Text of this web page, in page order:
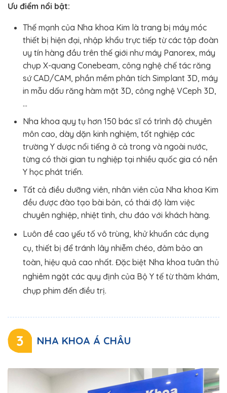
Ưu điểm nổi bật:
Thế mạnh của Nha khoa Kim là trang bị máy móc
thiết bị hiện đại, nhập khẩu trực tiếp từ các tập đoàn
uy tín hàng đầu trên thế giới như máy Panorex, máy
chụp X-quang Conebeam, công nghệ chế tác răng
sứ CAD/CAM, phần mềm phân tích Simplant 3D, máy
in mẫu dấu răng hàm mặt 3D, công nghệ VCeph 3D,
…
Nha khoa quy tụ hơn 150 bác sĩ có trình độ chuyên
môn cao, dày dặn kinh nghiệm, tốt nghiệp các
trường Y dược nổi tiếng ở cả trong và ngoài nước,
từng có thời gian tu nghiệp tại nhiều quốc gia có nền
Y học phát triển.
Tất cả điều dưỡng viên, nhân viên của Nha khoa Kim
đều được đào tạo bài bản, có thái độ làm việc
chuyên nghiệp, nhiệt tình, chu đáo với khách hàng.
Luôn đề cao yếu tố vô trùng, khử khuẩn các dụng
cụ, thiết bị để tránh lây nhiễm chéo, đảm bảo an
toàn, hiệu quả cao nhất. Đặc biệt Nha khoa tuân thủ
nghiêm ngặt các quy định của Bộ Y tế từ thăm khám,
chụp phim đến điều trị.
3 NHA KHOA Á CHÂU